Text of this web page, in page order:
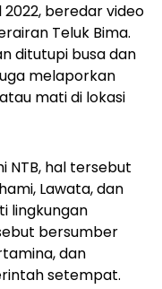
beredar video
Teluk Bima.
ditutupi busa dan
melaporkan
mati di lokasi
NTB, hal tersebut
Lawata, dan
lingkungan
bersumber
dan
setempat.